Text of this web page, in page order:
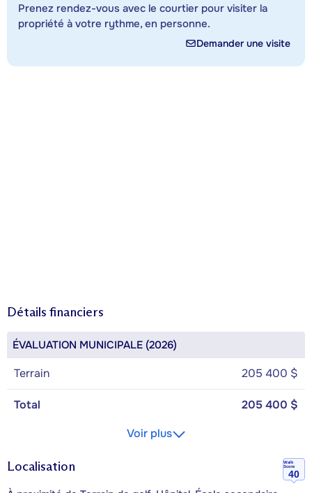
Prenez rendez-vous avec le courtier pour visiter la
propriété à votre rythme, en personne.
Demander une visite
Détails financiers
ÉVALUATION MUNICIPALE (2026)
Terrain 205 400 $
Total
205 400 $
Voir plus
Localisation
Walk
Score
40